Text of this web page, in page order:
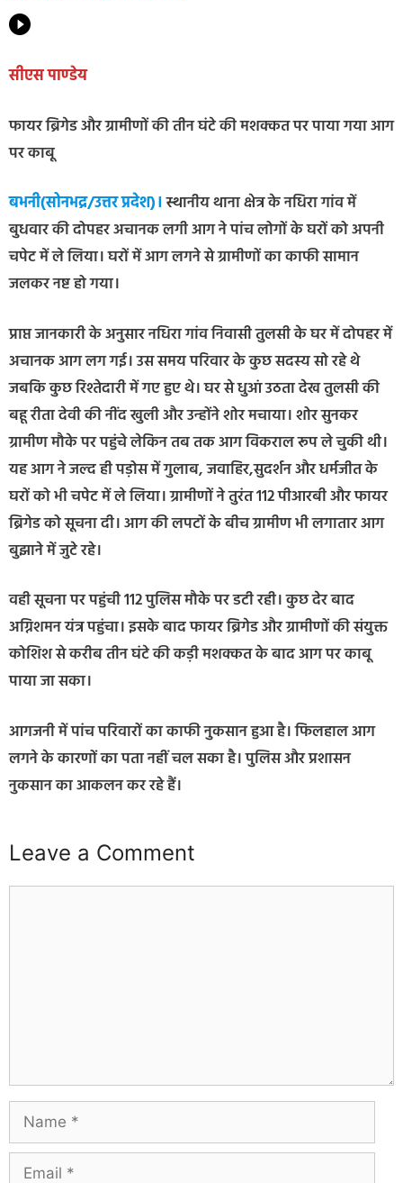
सीएस पाण्डेय
फायर ब्रिगेड और ग्रामीणों की तीन घंटे की मशक्कत पर पाया गया आग
पर काबू
बभनी(सोनभद्र/उत्तर प्रदेश)।स्थानीय थाना क्षेत्र के नधिरा गांव में
बुधवार की दोपहर अचानक लगी आग ने पांच लोगों के घरों को अपनी
चपेट में ले लिया। घरों में आग लगने से ग्रामीणों का काफी सामान
जलकर नष्ट हो गया।
प्राप्त जानकारी के अनुसार नधिरा गांव निवासी तुलसी के घर में दोपहर में
अचानक आग लग गई। उस समय परिवार के कुछ सदस्य सो रहे थे
जबकि कुछ रिश्तेदारी में गए हुए थे। घर से धुआं उठता देख तुलसी की
बहू रीता देवी की नींद खुली और उन्होंने शोर मचाया। शोर सुनकर
ग्रामीण मौके पर पहुंचे लेकिन तब तक आग विकराल रूप ले चुकी थी।
यह आग ने जल्द ही पड़ोस में गुलाब, जवाहिर,सुदर्शन और धर्मजीत के
घरों को भी चपेट में ले लिया। ग्रामीणों ने तुरंत 112 पीआरबी और फायर
ब्रिगेड को सूचना दी। आग की लपटों के बीच ग्रामीण भी लगातार आग
बुझाने में जुटे रहे।
वही सूचना पर पहुंची 112 पुलिस मौके पर डटी रही। कुछ देर बाद
अग्निशमन यंत्र पहुंचा। इसके बाद फायर ब्रिगेड और ग्रामीणों की संयुक्त
कोशिश से करीब तीन घंटे की कड़ी मशक्कत के बाद आग पर काबू
पाया जा सका।
आगजनी में पांच परिवारों का काफी नुकसान हुआ है। फिलहाल आग
लगने के कारणों का पता नहीं चल सका है। पुलिस और प्रशासन
नुकसान का आकलन कर रहे हैं।
Leave a Comment